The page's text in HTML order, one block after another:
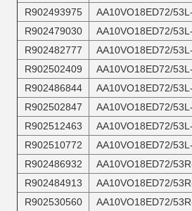
R902493975
AA10VO18ED72/
R902479030
AA10VO18ED72/
R902482777
AA10VO18ED72/
R902502409
AA10VO18ED72/
R902486844
AA10VO18ED72/
R902502847
AA10VO18ED72/
R902512463
AA10VO18ED72/
R902510772
AA10VO18ED72/
R902486932
AA10VO18ED72/
R902484913
AA10VO18ED72/
R902530560
AA10VO18ED72/